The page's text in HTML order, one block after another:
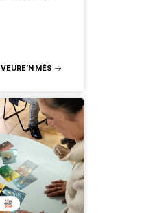
VEURE’N MÉS